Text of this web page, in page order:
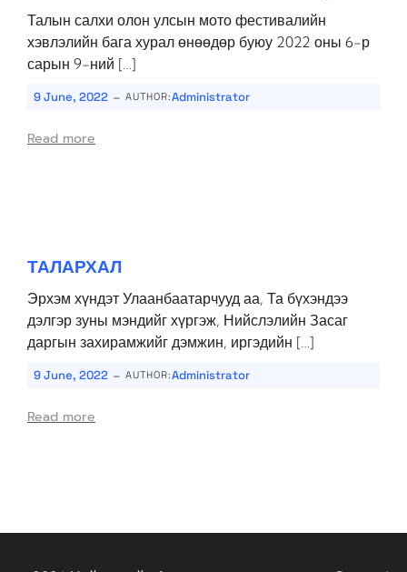
Талын салхи олон улсын мото фестивалийн
хэвлэлийн бага хурал өнөөдөр буюу 2022 оны 6-р
сарын 9-ний […]
9 June, 2022 - AUTHOR:Administrator
Read more
ТАЛАРХАЛ
Эрхэм хүндэт Улаанбаатарчууд аа, Та бүхэндээ
дэлгэр зуны мэндийг хүргэж, Нийслэлийн Засаг
даргын захирамжийг дэмжин, иргэдийн […]
9 June, 2022 - AUTHOR:Administrator
Read more